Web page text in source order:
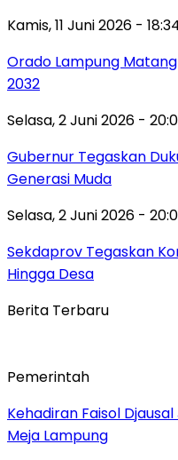
Kamis, 11 Juni 2026 -
Orado Lampung
2032
Selasa, 2 Juni 2026 -
Gubernur Tegaskan
Generasi Muda
Selasa, 2 Juni 2026 -
Sekdaprov Tegaskan
Hingga Desa
Berita Terbaru
Pemerintah
Kehadiran Faisol
Meja Lampung